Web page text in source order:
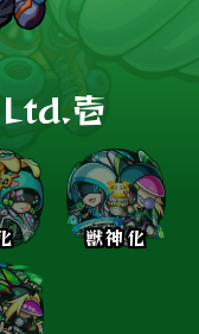
壱
獣神化